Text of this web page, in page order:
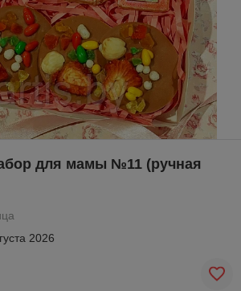
для мамы №11 (ручная
2026